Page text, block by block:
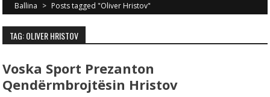
Ballina > Posts tagged "Oliver Hristov"
TAG: OLIVER HRISTOV
Voska Sport Prezanton
Qendërmbrojtësin Hristov